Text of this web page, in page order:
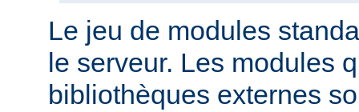
Le jeu de modules
le serveur. Les modules
bibliothèques externes